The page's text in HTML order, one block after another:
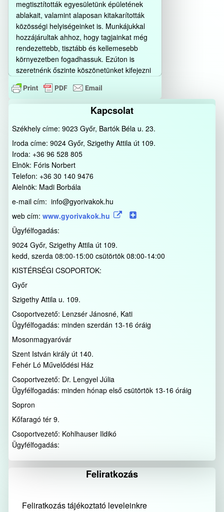
megtisztították egyesületünk épületének
ablakait, valamint alaposan kitakarították
közösségi helyiségeinket is. Munkájukkal
hozzájárultak ahhoz, hogy tagjainkat még
rendezettebb, tisztább és kellemesebb
környezetben fogadhassuk. Ezúton is
szeretnénk őszinte köszönetünket kifejezni
a Dana Hungary Kft ...
Kapcsolat
Székhely címe: 9023 Győr, Bartók Béla u. 23.
Iroda címe: 9024 Győr, Szigethy Attila út 109.
Iroda: +36 96 528 805
Elnök: Fóris Norbert
Telefon: +36 30 140 9476
Alelnök: Madi Borbála
e-mail cím: info@gyorivakok.hu
web cím: www.gyorivakok.hu
Ügyfélfogadás:
9024 Győr, Szigethy Attila út 109.
kedd, szerda 08:00-15:00 csütörtök 08:00-14:00
KISTÉRSÉGI CSOPORTOK:
Győr
Szigethy Attila u. 109.
Csoportvezető: Lenzsér Jánosné, Kati
Ügyfélfogadás: minden szerdán 13-16 óráig
Mosonmagyaróvár
Szent István király út 140.
Fehér Ló Művelődési Ház
Csoportvezető: Dr. Lengyel Júlia
Ügyfélfogadás: minden hónap első csütörtök 13-16 óráig
Sopron
Kőfaragó tér 9.
Csoportvezető: Kohlhauser Ildikó
Ügyfélfogadás:
Feliratkozás
Feliratkozás tájékoztató leveleinkre